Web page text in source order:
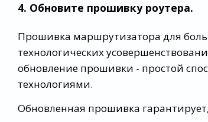
4. Обновите прошивку роутера.
Прошивка маршрутизатора для
технологических
обновление прошивки - простой
технологиями.
Обновленная прошивка